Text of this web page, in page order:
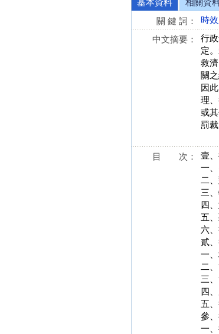
基本資料
相關資
關 鍵 詞：
時
中文摘要：
行
定
救
關
因
理
或
罰
目 次：
壹
一
二
三
四
五
六
貳
一
二
三
四
五
參
一